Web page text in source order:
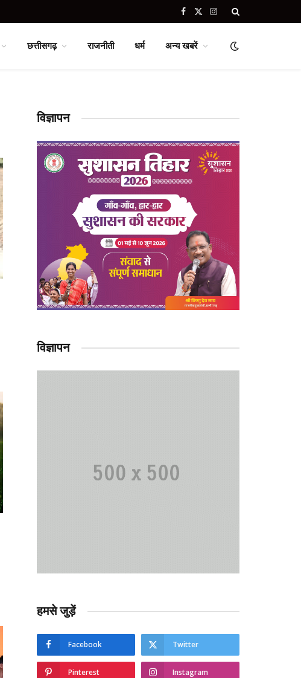
Facebook
X
Instagram
छत्तीसगढ़ राजनीती धर्म अन्य खबरें
विज्ञापन
विज्ञापन
हमसे जुड़ें
Facebook Twitter
Pinterest Instagram